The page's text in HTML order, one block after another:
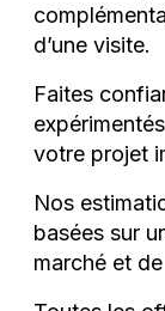
d’une visite.
Faites
votre projet
Nos
basées sur
marché et